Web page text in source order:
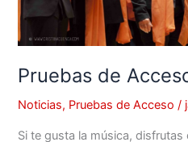
Pruebas de
Noticias, Pruebas de Acceso /
Si te gusta la música,